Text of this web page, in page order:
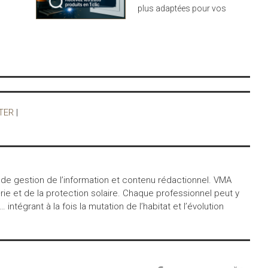
robuste et protège
plus adaptées pour vos
gestion de l’information et contenu rédactionnel. VMA
et de la protection solaire. Chaque professionnel peut y
à la fois la mutation de l’habitat et l’évolution